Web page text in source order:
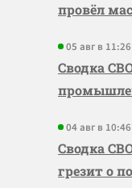
провёл
05 авг в 11:26
Сводка
04 авг в 10:46
Сводка
грезит о